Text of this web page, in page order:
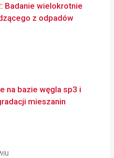
Badanie wielokrotnie
z odpadów
na bazie węgla sp3 i
mieszanin